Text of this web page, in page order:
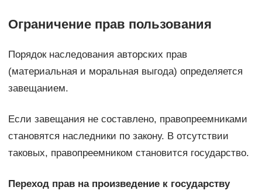
Ограничение прав пользования
Порядок наследования авторских прав
(материальная и моральная выгода) определяется
завещанием.
Если завещания не составлено, правопреемниками
становятся наследники по закону. В отсутствии
таковых, правопреемником становится государство.
Переход прав на произведение к государству